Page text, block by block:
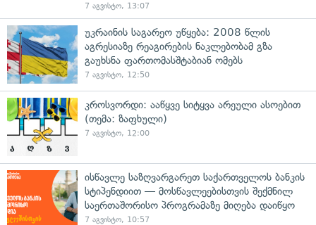
7 აგვისტო, 13:07
უკრაინის საგარეო უწყება: 2008 წლის
აგრესიაზე რეაგირების ნაკლებობამ გზა
გაუხსნა ფართომასშტაბიან ომებს
7 აგვისტო, 12:50
კროსვორდი: ააწყვე სიტყვა არეული ასოებით
(თემა: ზაფხული)
7 აგვისტო, 12:00
ისწავლე საზღვარგარეთ საქართველოს ბანკის
სტიპენდიით — მოსწავლეებისთვის შექმნილ
საერთაშორისო პროგრამაზე მიღება დაიწყო
7 აგვისტო, 10:57